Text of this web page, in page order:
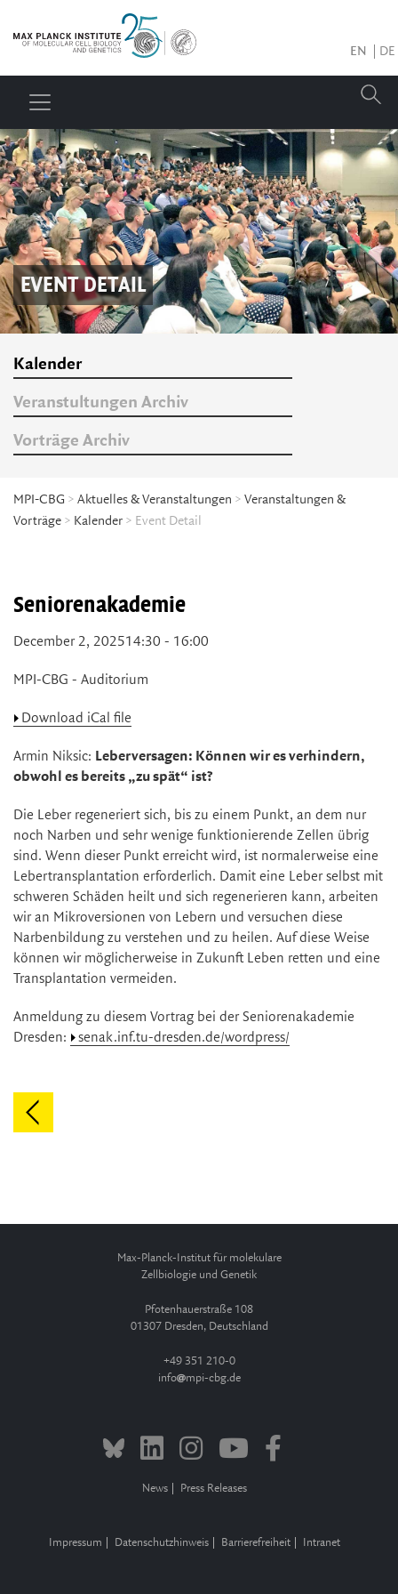
EN DE
EVENT DETAIL
Kalender
Veranstultungen Archiv
Vorträge Archiv
MPI-CBG > Aktuelles & Veranstaltungen > Veranstaltungen &
Vorträge > Kalender > Event Detail
Seniorenakademie
December 2, 202514:30 - 16:00
MPI-CBG - Auditorium
Download iCal file
Armin Niksic: Leberversagen: Können wir es verhindern,
obwohl es bereits „zu spät“ ist?
Die Leber regeneriert sich, bis zu einem Punkt, an dem nur
noch Narben und sehr wenige funktionierende Zellen übrig
sind. Wenn dieser Punkt erreicht wird, ist normalerweise eine
Lebertransplantation erforderlich. Damit eine Leber selbst mit
schweren Schäden heilt und sich regenerieren kann, arbeiten
wir an Mikroversionen von Lebern und versuchen diese
Narbenbildung zu verstehen und zu heilen. Auf diese Weise
können wir möglicherweise in Zukunft Leben retten und eine
Transplantation vermeiden.
Anmeldung zu diesem Vortrag bei der Seniorenakademie
Dresden:
senak.inf.tu-dresden.de/wordpress/
Max-Planck-Institut für molekulare
Zellbiologie und Genetik
Pfotenhauerstraße 108
01307 Dresden, Deutschland
+49 351 210-0
info
mpi-cbg.de
News Press Releases
Impressum Datenschutzhinweis Barrierefreiheit Intranet